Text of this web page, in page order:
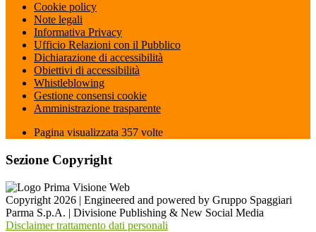
Cookie policy
Note legali
Informativa Privacy
Ufficio Relazioni con il Pubblico
Dichiarazione di accessibilità
Obiettivi di accessibilità
Whistleblowing
Gestione consensi cookie
Amministrazione trasparente
Pagina visualizzata 357 volte
Sezione Copyright
Copyright 2026 | Engineered and powered by Gruppo Spaggiari
Parma S.p.A. | Divisione Publishing & New Social Media
Disclaimer trattamento dati personali